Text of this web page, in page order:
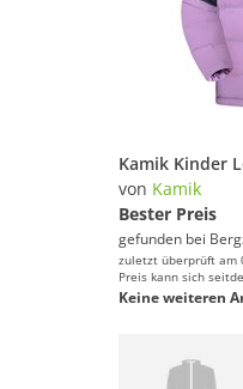
Kamik Kinder
von Kamik
Bester Preis
gefunden bei
zuletzt überprüft am
Preis kann sich
Keine weiteren